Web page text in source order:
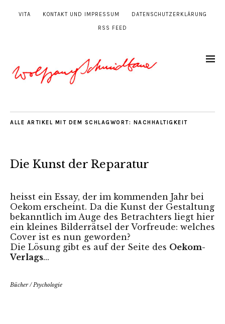
VITA KONTAKT UND IMPRESSUM DATENSCHUTZERKLÄRUNG
RSS FEED
ALLE ARTIKEL MIT DEM SCHLAGWORT: NACHHALTIGKEIT
Die Kunst der Reparatur
heisst ein Essay, der im kommenden Jahr bei
Oekom erscheint. Da die Kunst der Gestaltung
bekanntlich im Auge des Betrachters liegt hier
ein kleines Bilderrätsel der Vorfreude: welches
Cover ist es nun geworden?
Die Lösung gibt es auf der Seite des Oekom-
Verlags...
Bücher/ Psychologie